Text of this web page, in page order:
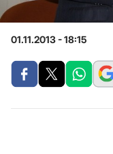
01.11.2013 - 18:15